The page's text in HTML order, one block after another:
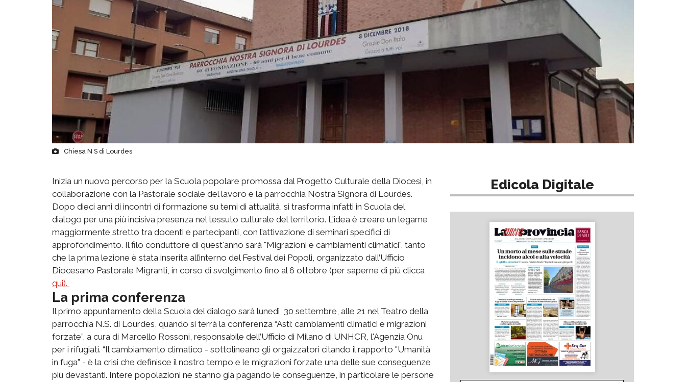
Chiesa N S di Lourdes
Inizia un nuovo percorso per la Scuola popolare promossa dal Progetto Culturale della Diocesi, in
collaborazione con la Pastorale sociale del lavoro e la parrocchia Nostra Signora di Lourdes.
Dopo dieci anni di incontri di formazione su temi di attualità, si trasforma infatti in Scuola del
dialogo per una più incisiva presenza nel tessuto culturale del territorio. L'idea è creare un legame
maggiormente stretto tra docenti e partecipanti, con l’attivazione di seminari specifici di
approfondimento. Il filo conduttore di quest'anno sarà "Migrazioni e cambiamenti climatici", tanto
che la prima lezione è stata inserita all’interno del Festival dei Popoli, organizzato dall’Ufficio
Diocesano Pastorale Migranti, in corso di svolgimento fino al 6 ottobre (per saperne di più clicca
qui).
La prima conferenza
Il primo appuntamento della Scuola del dialogo sarà lunedì 30 settembre, alle 21 nel Teatro della
parrocchia N.S. di Lourdes, quando si terrà la conferenza “Asti: cambiamenti climatici e migrazioni
forzate”, a cura di Marcello Rossoni, responsabile dell’Ufficio di Milano di UNHCR, l'Agenzia Onu
per i rifugiati. “Il cambiamento climatico - sottolineano gli orgaizzatori citando il rapporto "Umanità
in fuga" - è la crisi che definisce il nostro tempo e le migrazioni forzate una delle sue conseguenze
più devastanti. Intere popolazioni ne stanno già pagando le conseguenze, in particolare le persone
Edicola Digitale